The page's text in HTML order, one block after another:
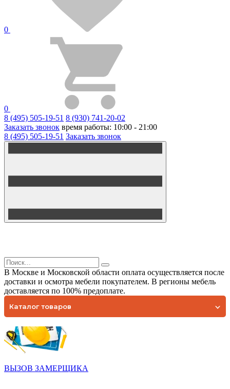
0
0
8 (495) 505-19-51 8 (930) 741-20-02
Заказать звонок время работы: 10:00 - 21:00
8 (495) 505-19-51 Заказать звонок
В Москве и Московской области оплата осуществляется после
доставки и осмотра мебели покупателем. В регионы мебель
доставляется по 100% предоплате.
Каталог товаров
ВЫЗОВ ЗАМЕРЩИКА